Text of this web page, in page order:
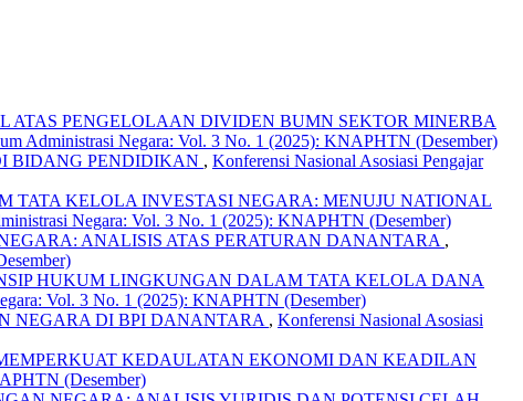
PENGELOLAAN DIVIDEN BUMN SEKTOR MINERBA
Administrasi Negara: Vol. 3 No. 1 (2025): KNAPHTN (Desember)
BIDANG PENDIDIKAN , Konferensi Nasional Asosiasi Pengajar
KELOLA INVESTASI NEGARA: MENUJU NATIONAL
Negara: Vol. 3 No. 1 (2025): KNAPHTN (Desember)
ANALISIS ATAS PERATURAN DANANTARA ,
HUKUM LINGKUNGAN DALAM TATA KELOLA DANA
Vol. 3 No. 1 (2025): KNAPHTN (Desember)
NEGARA DI BPI DANANTARA , Konferensi Nasional Asosiasi
KEDAULATAN EKONOMI DAN KEADILAN
(Desember)